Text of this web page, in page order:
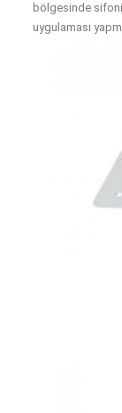
bölgesinde
uygulaması